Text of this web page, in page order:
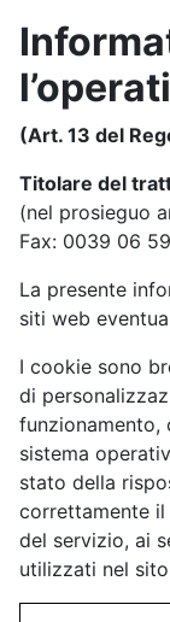
(Art. 13 del
Titolare del
(nel prosieguo
Fax: 0039 06
La presente
siti web
I cookie sono
di
sistema
stato della
correttamente
del servizio, ai
utilizzati nel